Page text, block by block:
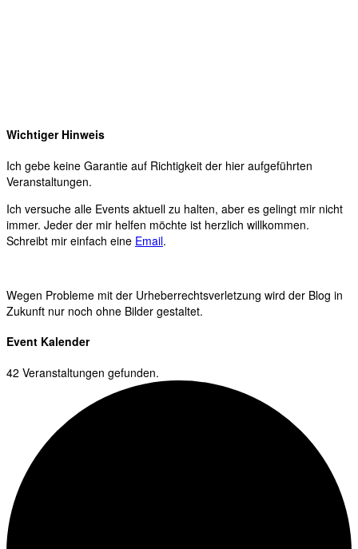
Wichtiger Hinweis
Ich gebe keine Garantie auf Richtigkeit der hier aufgeführten
Veranstaltungen.
Ich versuche alle Events aktuell zu halten, aber es gelingt mir nicht
immer. Jeder der mir helfen möchte ist herzlich willkommen.
Schreibt mir einfach eine Email.
Wegen Probleme mit der Urheberrechtsverletzung wird der Blog in
Zukunft nur noch ohne Bilder gestaltet.
Event Kalender
42 Veranstaltungen gefunden.